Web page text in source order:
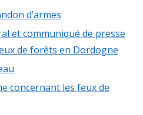
d’armes
et communiqué de presse
de forêts en Dordogne
concernant les feux de